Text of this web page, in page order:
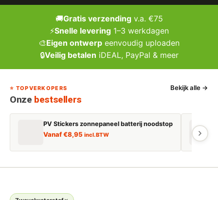
🚚Gratis verzendingv.a. €75
⚡Snelle levering1–3 werkdagen
🎨Eigen ontwerp eenvoudig uploaden
🔒Veilig betalen iDEAL, PayPal & meer
⭐ TOPVERKOPERS
Onze bestsellers
Bekijk alle →
PV Stickers zonnepaneel batterij noodstop
Vanaf€8,95 incl. BTW